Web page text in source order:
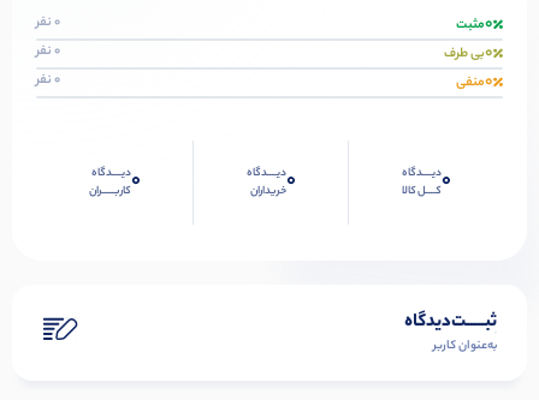
0مثبت 0 نفر
0بی طرف 0 نفر
0منفی 0 نفر
0دیــــدگاه
کــــل کالا
0دیــــدگاه
خریداران
0دیــــدگاه
کاربـــــران
ثبـــــت‌دیدگاه
به‌عنوان کاربر